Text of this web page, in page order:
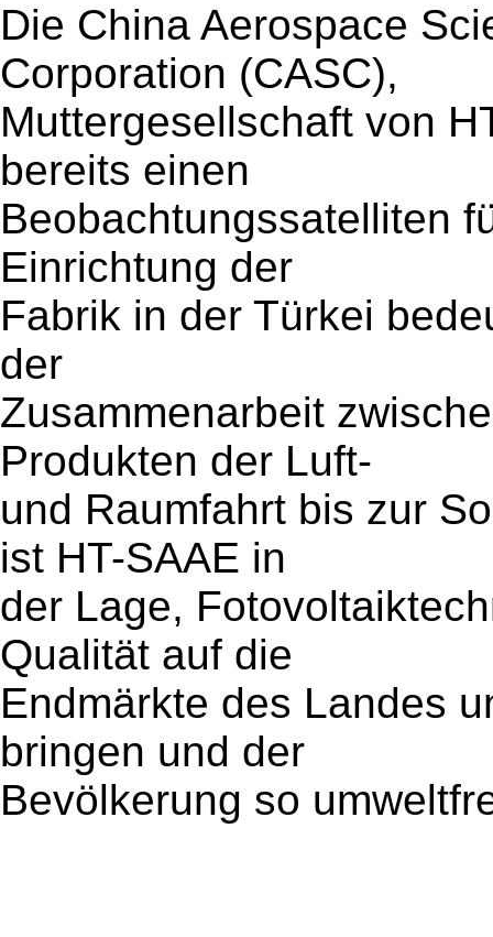
Die China Aerospace
Corporation (CASC),
Muttergesellschaft von
bereits einen
Beobachtungssatelliten
Einrichtung der
Fabrik in der Türkei
der
Zusammenarbeit
Produkten der Luft-
und Raumfahrt bis zur
ist HT-SAAE in
der Lage,
Qualität auf die
Endmärkte des Landes
bringen und der
Bevölkerung so